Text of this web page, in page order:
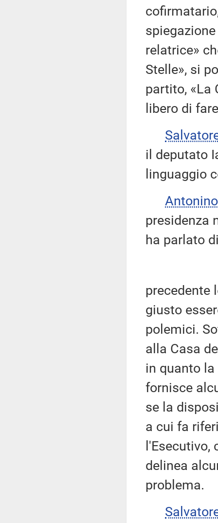
relatrice»
Stelle», si
partito, «La
libero di
il deputato
linguaggio
presidenza
ha parlato
precedente
giusto
polemici.
alla Casa
in quanto
fornisce
se la
a cui fa
delinea
problema.